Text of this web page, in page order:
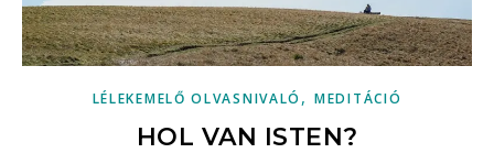
LÉLEKEMELŐ OLVASNIVALÓ ,MEDITÁCIÓ
HOL VAN ISTEN?